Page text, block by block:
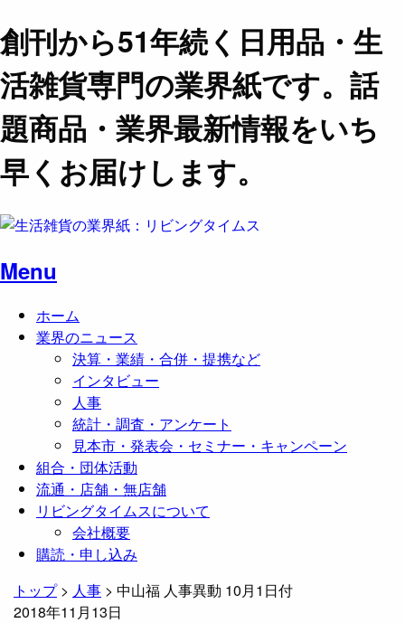
創刊から51年続く日用品・生
活雑貨専門の業界紙です。話
題商品・業界最新情報をいち
早くお届けします。
Menu
ホーム
業界のニュース
決算・業績・合併・提携など
インタビュー
人事
統計・調査・アンケート
見本市・発表会・セミナー・キャンペーン
組合・団体活動
流通・店舗・無店舗
リビングタイムスについて
会社概要
購読・申し込み
トップ> 人事 > 中山福 人事異動 10月1日付
2018年11月13日